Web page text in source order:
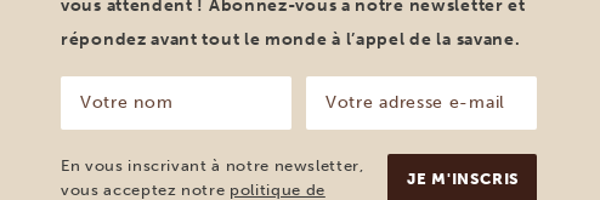
vous attendent ! Abonnez-vous à notre newsletter et
répondez avant tout le monde à l’appel de la savane.
nom
(Nécessaire)
adresse
e-
mail
(Nécessaire)
En vous inscrivant à notre newsletter,
vous acceptez notre politique de